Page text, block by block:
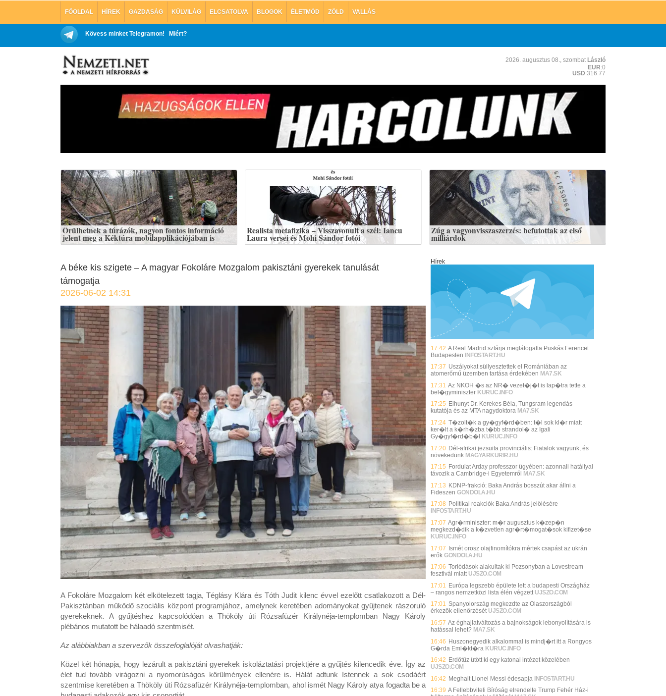
FŐOLDAL HÍREK GAZDASÁG KÜLVILÁG ELCSATOLVA BLOGOK ÉLETMÓD ZÖLD VALLÁS
Kövess minket Telegramon! Miért?
2026. augusztus 08., szombat László
EUR:0
USD:316.77
Örülhetnek a túrázók, nagyon fontos információ
jelent meg a Kéktúra mobilapplikációjában is
Realista metafizika – Visszavonult a szél: Iancu
Laura versei és Mohi Sándor fotói
Zúg a vagyonvisszaszerzés: befutottak az első
milliárdok
A béke kis szigete – A magyar Fokoláre Mozgalom pakisztáni gyerekek tanulását
támogatja
2026-06-02 14:31
A Fokoláre Mozgalom két elkötelezett tagja, Téglásy Klára és Tóth Judit kilenc évvel ezelőtt csatlakozott a Dél-
Pakisztánban működő szociális központ programjához, amelynek keretében adományokat gyűjtenek rászoruló
gyerekeknek. A gyűjtéshez kapcsolódóan a Thököly úti Rózsafüzér Királynéja-templomban Nagy Károly
plébános mutatott be hálaadó szentmisét.
Az alábbiakban a szervezők összefoglalóját olvashatják:
Közel két hónapja, hogy lezárult a pakisztáni gyerekek iskoláztatási projektjére a gyűjtés kilencedik éve. Így az
élet tud tovább virágozni a nyomorúságos körülmények ellenére is. Hálát adtunk Istennek a sok csodáért
szentmise keretében a Thököly úti Rózsafüzér Királynéja-templomban, ahol ismét Nagy Károly atya fogadta be a
Hírek
17:42 A Real Madrid sztárja meglátogatta Puskás Ferencet
Budapesten INFOSTART.HU
17:37 Uszályokat süllyesztettek el Romániában az
atomerőmű üzemben tartása érdekében MA7.SK
17:31 Az NKOH �s az NR� vezet�j�t is lap�tra tette a
bel�gyminiszter KURUC.INFO
17:25 Elhunyt Dr. Kerekes Béla, Tungsram legendás
kutatója és az MTA nagydoktora MA7.SK
17:24 T�zolt�k a gy�gyf�rd�ben: t�l sok kl�r miatt
ker�lt a k�rh�zba t�bb strandol� az Igali
Gy�gyf�rd�b�l KURUC.INFO
17:20 Dél-afrikai jezsuita provinciális: Fiatalok vagyunk, és
növekedünk MAGYARKURIR.HU
17:15 Fordulat Arday professzor ügyében: azonnali hatállyal
távozik a Cambridge-i Egyetemről
MA7.SK
17:13 KDNP-frakció: Baka András bosszút akar állni a
Fideszen GONDOLA.HU
17:08 Politikai reakciók Baka András jelölésére
INFOSTART.HU
17:07 Agr�rminiszter: m�r augusztus k�zep�n
megkezd�dik a k�zvetlen agr�rt�mogat�sok kifizet�se
KURUC.INFO
17:07 Ismét orosz olajfinomítókra mértek csapást az ukrán
erők GONDOLA.HU
17:06 Torlódások alakultak ki Pozsonyban a Lovestream
fesztivál miatt UJSZO.COM
17:01
Európa legszebb épülete lett a budapesti Országház
– rangos nemzetközi lista élén végzett UJSZO.COM
17:01 Spanyolország megkezdte az Olaszországból
érkezők ellenőrzését UJSZO.COM
16:57 Az éghajlatváltozás a bajnokságok lebonyolítására is
hatással lehet? MA7.SK
16:46 Huszonegyedik alkalommal is mindj�rt itt a Rongyos
G�rda Eml�kt�ra KURUC.INFO
16:42 Erdőtűz ütött ki egy katonai intézet közelében
UJSZO.COM
16:42 Meghalt Lionel Messi édesapja INFOSTART.HU
16:39 A Fellebbviteli Bíróság elrendelte Trump Fehér Ház-i